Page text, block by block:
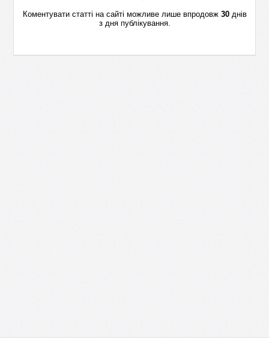
Коментувати статті на сайті можливе лише впродовж 30днів
з дня публікування.